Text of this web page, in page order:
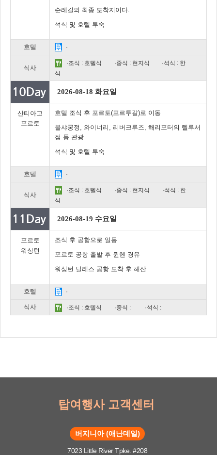
순례길의 최종 도착지이다.
석식 및 호텔 투숙
호텔 ·
식사
·조식 : 호텔식 ·중식 : 현지식
·석식 : 한
식
2026-08-18 화요일
산티아고
포르토
호텔 조식 후 포르토(포르투갈)로 이동
볼샤궁정, 와이너리, 리버크루즈, 해리포터의 렐루서
점 등 관광
석식 및 호텔 투숙
호텔 ·
식사
·조식 : 호텔식 ·중식 : 현지식
·석식 : 한
식
2026-08-19 수요일
포르토
워싱턴
조식 후 공항으로 일동
포르토 공항 출발 후 뮌헨 경유
워싱턴 덜레스 공항 도착 후 해산
호텔 ·
식사 ·조식 : 호텔식 ·중식 : ·석식 :
탑여행사 고객센터
버지니아 (애난데일)
7023 Little River Tpke. #208